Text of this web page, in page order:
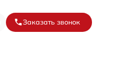
Заказать звонок